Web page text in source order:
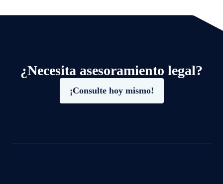
¿Necesita asesoramiento legal?
¡Consulte hoy mismo!